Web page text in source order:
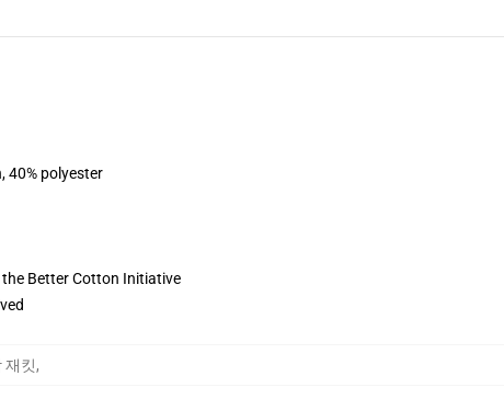
40% polyester
Better Cotton Initiative
재킷,